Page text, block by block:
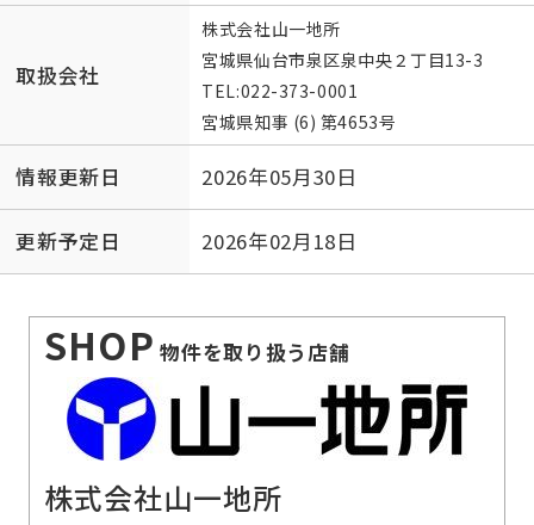
取扱会社
株式会社山一地所
宮城県仙台市泉区泉中央２丁目13-3
TEL:022-373-0001
宮城県知事 (6) 第4653号
情報更新日 2026年05月30日
更新予定日 2026年02月18日
SHOP 物件を取り扱う店舗
株式会社山一地所